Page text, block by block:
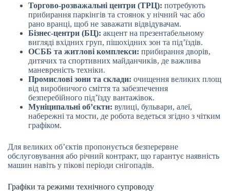
Торгово-розважальні центри (ТРЦ): потребують
прибирання паркінгів та стоянок у нічний час або
рано вранці, щоб не заважати відвідувачам.
Бізнес-центри (БЦ): акцент на презентабельному
вигляді вхідних груп, пішохідних зон та під’їздів.
ОСББ та житлові комплекси: прибирання дворів,
дитячих та спортивних майданчиків, де важлива
маневреність техніки.
Промислові зони та склади: очищення великих площ
від виробничого сміття та забезпечення
безперебійного під’їзду вантажівок.
Муніципальні об’єкти: вулиці, бульвари, алеї,
набережні та мости, де робота ведеться згідно з чітким
графіком.
Для великих об’єктів пропонується безперервне
обслуговування або річний контракт, що гарантує наявність
машин навіть у пікові періоди снігопадів.
Графіки та режими технічного супроводу